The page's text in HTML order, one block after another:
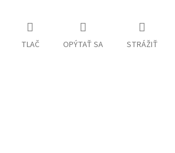
TLAČ OPÝTAŤ SA STRÁŽIŤ